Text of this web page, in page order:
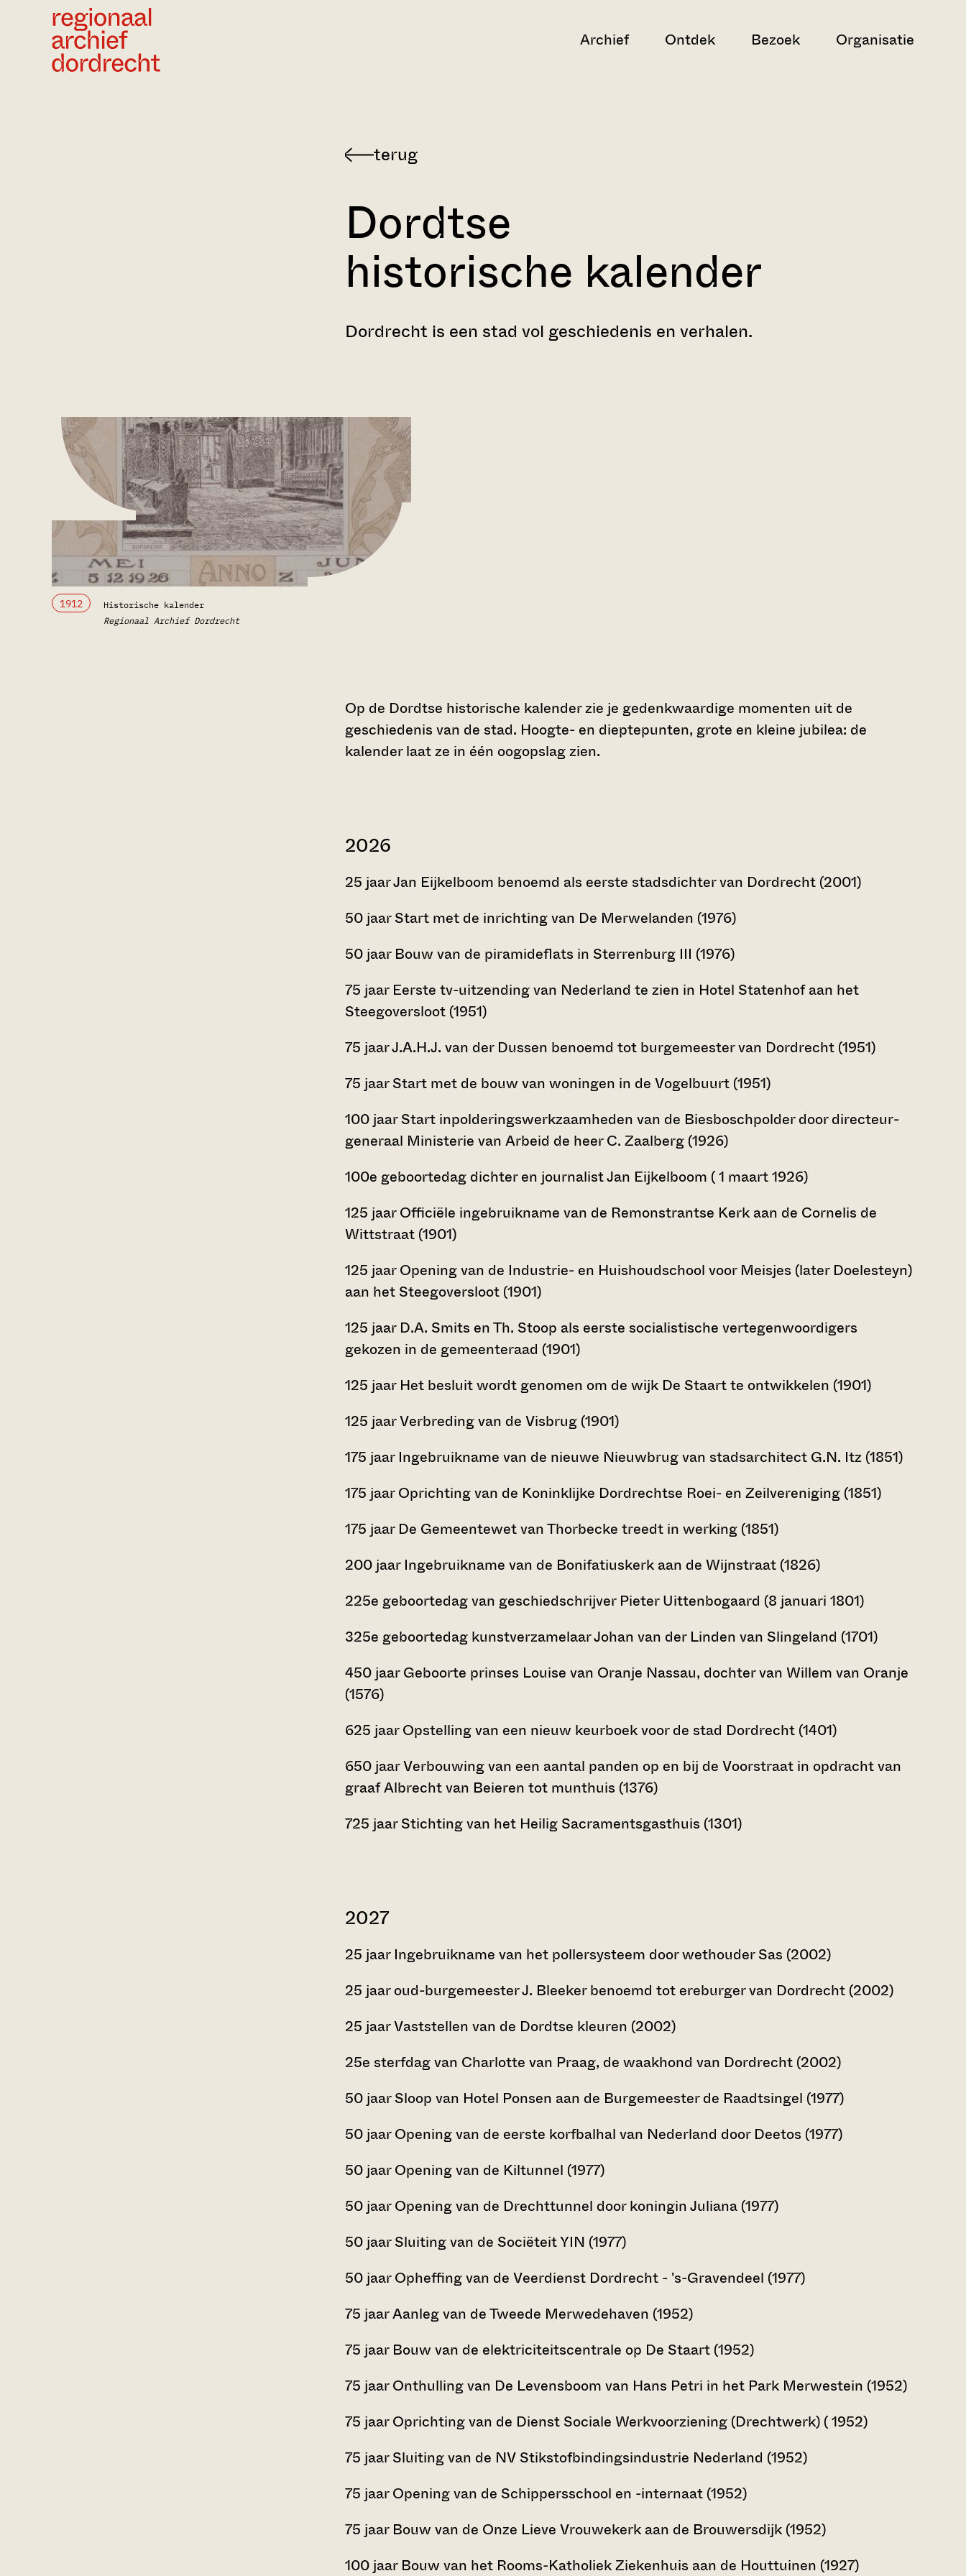
Archief Ontdek Bezoek Organisatie
Dordtse
historische kalender
Dordrecht is een stad vol geschiedenis en verhalen.
Historische kalender
Regionaal Archief Dordrecht
1912
Op de Dordtse historische kalender zie je gedenkwaardige momenten uit de
geschiedenis van de stad. Hoogte- en dieptepunten, grote en kleine jubilea: de
kalender laat ze in één oogopslag zien.
2026
25 jaar Jan Eijkelboom benoemd als eerste stadsdichter van Dordrecht (2001)
50 jaar Start met de inrichting van De Merwelanden (1976)
50 jaar Bouw van de piramideflats in Sterrenburg III (1976)
75 jaar Eerste tv-uitzending van Nederland te zien in Hotel Statenhof aan het
Steegoversloot (1951)
75 jaar J.A.H.J. van der Dussen benoemd tot burgemeester van Dordrecht (1951)
75 jaar Start met de bouw van woningen in de Vogelbuurt (1951)
100 jaar Start inpolderingswerkzaamheden van de Biesboschpolder door directeur-
generaal Ministerie van Arbeid de heer C. Zaalberg (1926)
100e geboortedag dichter en journalist Jan Eijkelboom ( 1 maart 1926)
125 jaar Officiële ingebruikname van de Remonstrantse Kerk aan de Cornelis de
Wittstraat (1901)
125 jaar Opening van de Industrie- en Huishoudschool voor Meisjes (later Doelesteyn)
aan het Steegoversloot (1901)
125 jaar D.A. Smits en Th. Stoop als eerste socialistische vertegenwoordigers
gekozen in de gemeenteraad (1901)
125 jaar Het besluit wordt genomen om de wijk De Staart te ontwikkelen (1901)
125 jaar Verbreding van de Visbrug (1901)
175 jaar Ingebruikname van de nieuwe Nieuwbrug van stadsarchitect G.N. Itz (1851)
175 jaar Oprichting van de Koninklijke Dordrechtse Roei- en Zeilvereniging (1851)
175 jaar De Gemeentewet van Thorbecke treedt in werking (1851)
200 jaar Ingebruikname van de Bonifatiuskerk aan de Wijnstraat (1826)
225e geboortedag van geschiedschrijver Pieter Uittenbogaard (8 januari 1801)
325e geboortedag kunstverzamelaar Johan van der Linden van Slingeland (1701)
450 jaar Geboorte prinses Louise van Oranje Nassau, dochter van Willem van Oranje
(1576)
625 jaar Opstelling van een nieuw keurboek voor de stad Dordrecht (1401)
650 jaar Verbouwing van een aantal panden op en bij de Voorstraat in opdracht van
graaf Albrecht van Beieren tot munthuis (1376)
725 jaar Stichting van het Heilig Sacramentsgasthuis (1301)
2027
25 jaar Ingebruikname van het pollersysteem door wethouder Sas (2002)
25 jaar oud-burgemeester J. Bleeker benoemd tot ereburger van Dordrecht (2002)
25 jaar Vaststellen van de Dordtse kleuren (2002)
25e sterfdag van Charlotte van Praag, de waakhond van Dordrecht (2002)
50 jaar Sloop van Hotel Ponsen aan de Burgemeester de Raadtsingel (1977)
50 jaar Opening van de eerste korfbalhal van Nederland door Deetos (1977)
50 jaar Opening van de Kiltunnel (1977)
50 jaar Opening van de Drechttunnel door koningin Juliana (1977)
50 jaar Sluiting van de Sociëteit YIN (1977)
50 jaar Opheffing van de Veerdienst Dordrecht - 's-Gravendeel (1977)
75 jaar Aanleg van de Tweede Merwedehaven (1952)
75 jaar Bouw van de elektriciteitscentrale op De Staart (1952)
75 jaar Onthulling van De Levensboom van Hans Petri in het Park Merwestein (1952)
75 jaar Oprichting van de Dienst Sociale Werkvoorziening (Drechtwerk) ( 1952)
75 jaar Sluiting van de NV Stikstofbindingsindustrie Nederland (1952)
75 jaar Opening van de Schippersschool en -internaat (1952)
75 jaar Bouw van de Onze Lieve Vrouwekerk aan de Brouwersdijk (1952)
100 jaar Bouw van het Rooms-Katholiek Ziekenhuis aan de Houttuinen (1927)